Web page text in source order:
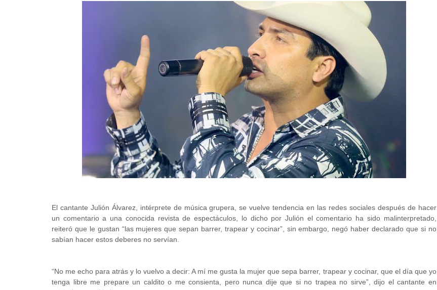
El cantante Julión Álvarez, intérprete de música grupera, se vuelve tendencia en las redes sociales después de hacer
un comentario a una conocida revista de espectáculos, lo dicho por Julión el comentario ha sido malinterpretado,
reiteró que le gustan “las mujeres que sepan barrer, trapear y cocinar”, sin embargo, negó haber declarado que si no
sabían hacer estos deberes no servían.
“No me echo para atrás y lo vuelvo a decir: A mí me gusta la mujer que sepa barrer, trapear y cocinar, que el día que yo
tenga libre me prepare un caldito o me consienta, pero nunca dije que si no trapea no sirve”, dijo el cantante en